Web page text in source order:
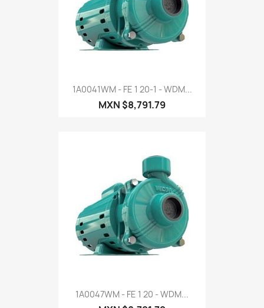
1A0041WM - FE 1 20-1 - WDM...
MXN $8,791.79
1A0047WM - FE 1 20 - WDM...